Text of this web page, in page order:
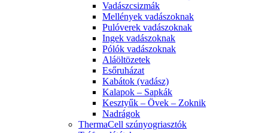
Vadászcsizmák
Mellények vadászoknak
Pulóverek vadászoknak
Ingek vadászoknak
Pólók vadászoknak
Aláöltözetek
Esőruházat
Kabátok (vadász)
Kalapok – Sapkák
Kesztyűk – Övek – Zoknik
Nadrágok
ThermaCell szúnyogriasztók